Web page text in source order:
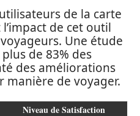
de la carte
de cet outil
Une étude
de 83% des
des améliorations
manière de voyager.
Niveau de Satisfaction